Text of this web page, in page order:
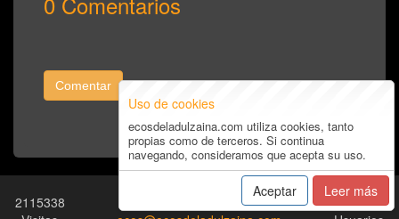
Comentar
2115338
Términos y Condiciones-
19828
Uso de cookies
ecosdeladulzaina.com utiliza cookies, tanto
propias como de terceros. Si continua
navegando, consideramos que acepta su uso.
Aceptar Leer más